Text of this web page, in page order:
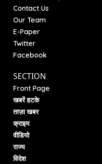
Contact Us
Our Team
E-Paper
Twitter
Facebook
SECTION
Front Page
खबरें हटके
ताज़ा खबर
क्राइम
वीडियो
राज्य
विदेश